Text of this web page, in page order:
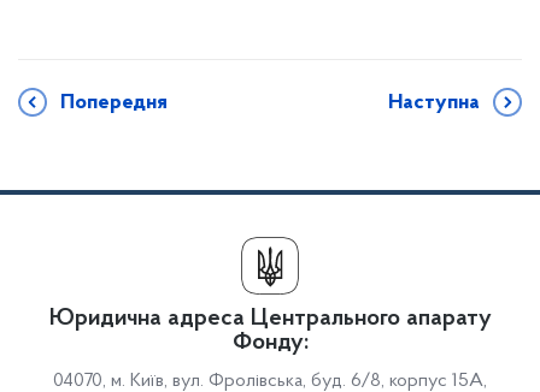
Попередня Наступна
Юридична адреса Центрального апарату
Фонду:
04070, м. Київ, вул. Фролівська, буд. 6/8, корпус 15А,